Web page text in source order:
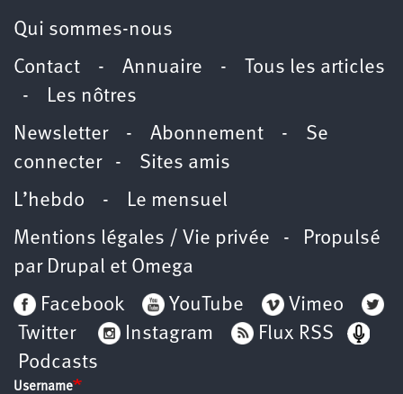
Qui sommes-nous
Contact - Annuaire -
Tous les articles
- Les nôtres
Newsletter- Abonnement - Se
connecter- Sites amis
L’hebdo - Le mensuel
Mentions légales / Vie privée - Propulsé
par Drupal et Omega
Facebook
YouTube
Vimeo
Twitter
Instagram
Flux RSS
Podcasts
Username